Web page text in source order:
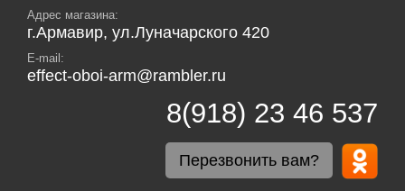
Адрес магазина:
г.Армавир, ул.Луначарского 420
E-mail:
effect-oboi-arm@rambler.ru
8(918) 23 46 537
Перезвонить вам?